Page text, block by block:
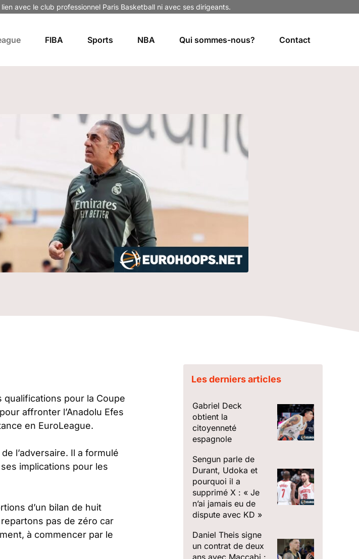
avec le club professionnel Paris Basketball ni avec ses dirigeants.
FIBA Sports NBA Qui sommes-nous? Contact
qualifications pour la Coupe
affronter l’Anadolu Efes
en EuroLeague.
l’adversaire. Il a formulé
implications pour les
d’un bilan de huit
pas de zéro car
à commencer par le
Les derniers articles
Gabriel Deck
obtient la
citoyenneté
espagnole
Sengun parle de
Durant, Udoka et
pourquoi il a
supprimé X : « Je
n’ai jamais eu de
dispute avec KD »
Daniel Theis signe
un contrat de deux
ans avec Maccabi :